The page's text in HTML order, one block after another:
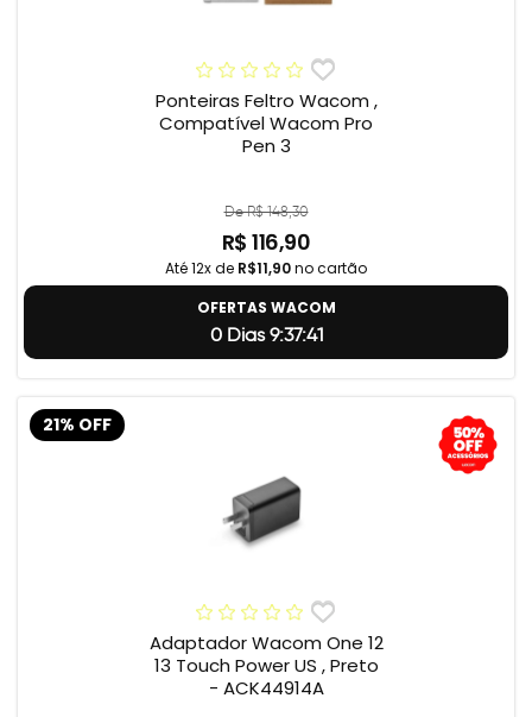
Ponteiras Feltro Wacom ,
Compatível Wacom Pro
Pen 3
De R$ 148,30
R$ 116,90
Até 12x de R$11,90no cartão
OFERTAS WACOM
0 Dias 9:37:40
21% OFF
Adaptador Wacom One 12
13 Touch Power US , Preto
- ACK44914A